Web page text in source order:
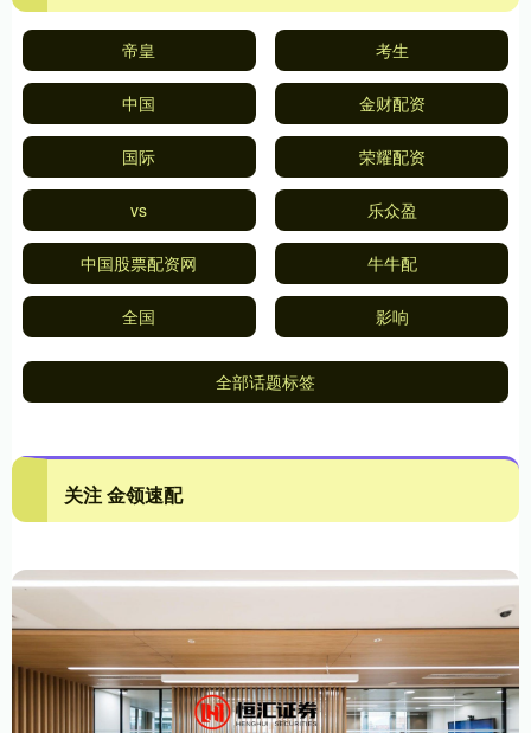
帝皇 考生
中国 金财配资
国际 荣耀配资
vs 乐众盈
中国股票配资网 牛牛配
全国 影响
全部话题标签
关注 金领速配